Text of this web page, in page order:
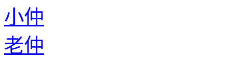
小仲
老仲